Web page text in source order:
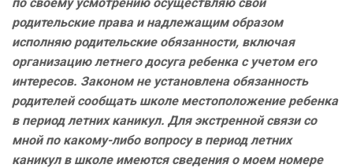
родительские права и надлежащим образом
исполняю родительские обязанности, включая
организацию летнего досуга ребенка с учетом его
интересов. Законом не установлена обязанность
родителей сообщать школе местоположение ребенка
в период летних каникул. Для экстренной связи со
мной по какому-либо вопросу в период летних
каникул в школе имеются сведения о моем номере